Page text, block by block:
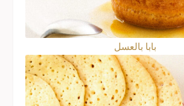
بابا بالعسل